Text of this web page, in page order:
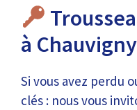
à Chauvigny
Si vous avez perdu
clés : nous vous